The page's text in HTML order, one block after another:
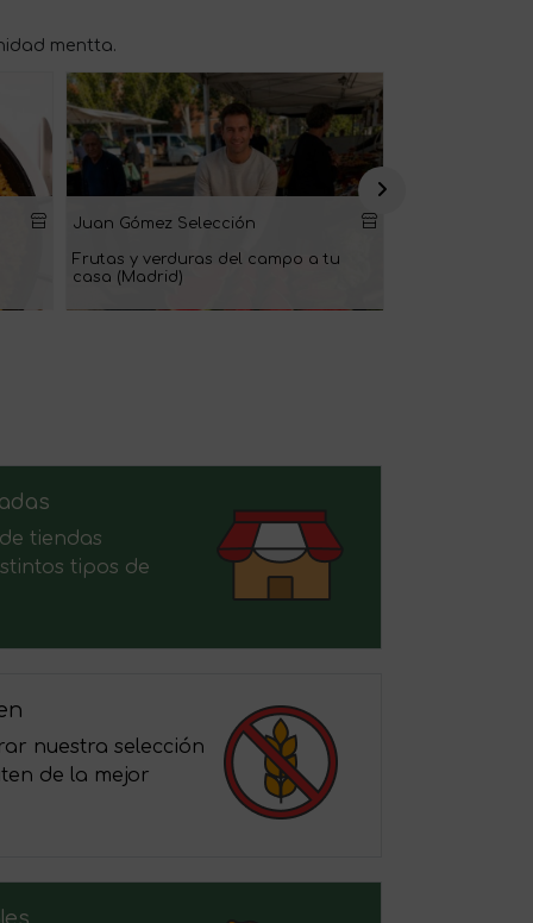
mentta.
Juan Gómez Selección
Frutas y verduras del campo a tu
casa (Madrid)
tiendas
tipos de
nuestra selección
de la mejor